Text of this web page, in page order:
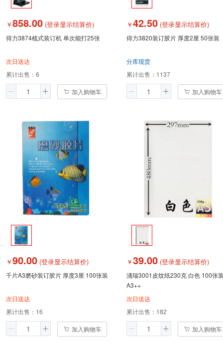
￥858.00 (登录显示结算价)
得力3874梳式装订机 单次能打25张
次日送达
累计出售： 6
加入购物车
￥42.50 (登录显示结算价)
得力3820装订胶片 厚度2厘 50张装
分库现货
累计出售： 1137
加入购物车
￥90.00 (登录显示结算价)
千片A3磨砂装订胶片 厚度3厘 100张装
次日送达
累计出售： 16
加入购物车
￥39.00 (登录显示结算价)
涌瑞3001皮纹纸230克 白色 100张
A3++
次日送达
累计出售： 182
加入购物车